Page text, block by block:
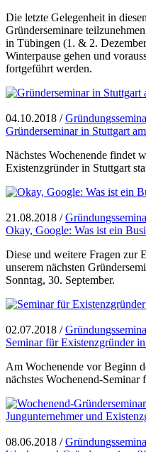
Die letzte Gelegenheit in
Gründerseminare
in Tübingen (1. & 2.
Winterpause gehen und
fortgeführt werden.
04.10.2018 /
Gründerseminar in Stuttgart
Nächstes Wochenende findet
Existenzgründer in Stuttgart
21.08.2018 /
Okay, Google: Was ist ein
Diese und weitere Fragen zur
unserem nächsten
Sonntag, 30. September.
02.07.2018 /
Seminar für Existenzgründer
Am Wochenende vor Beginn
nächstes Wochenend-
08.06.2018 /